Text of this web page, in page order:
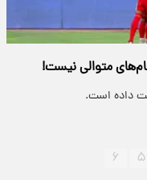
متوالی نیست!
۵ ۶